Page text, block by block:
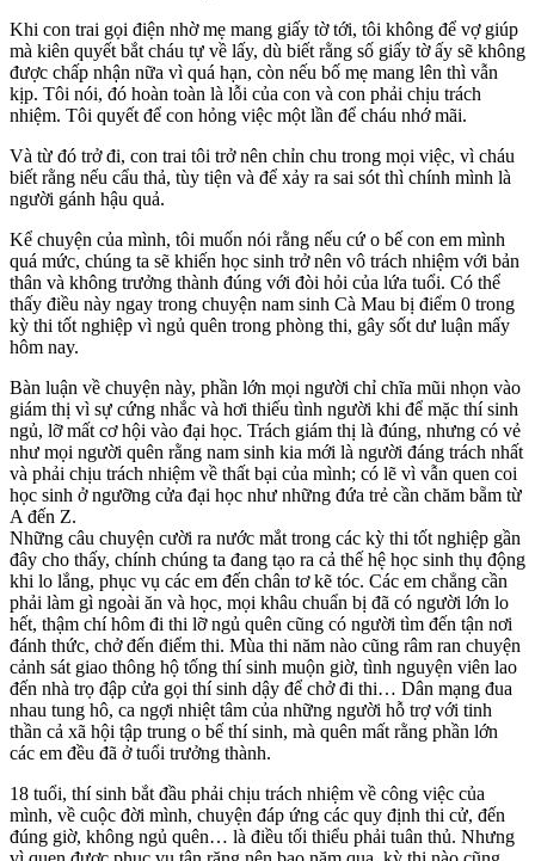
Khi con trai gọi điện nhờ mẹ mang giấy tờ tới, tôi không để vợ giúp
mà kiên quyết bắt cháu tự về lấy, dù biết rằng số giấy tờ ấy sẽ không
được chấp nhận nữa vì quá hạn, còn nếu bố mẹ mang lên thì vẫn
kịp. Tôi nói, đó hoàn toàn là lỗi của con và con phải chịu trách
nhiệm. Tôi quyết để con hỏng việc một lần để cháu nhớ mãi.
Và từ đó trở đi, con trai tôi trở nên chỉn chu trong mọi việc, vì cháu
biết rằng nếu cẩu thả, tùy tiện và để xảy ra sai sót thì chính mình là
người gánh hậu quả.
Kể chuyện của mình, tôi muốn nói rằng nếu cứ o bế con em mình
quá mức, chúng ta sẽ khiến học sinh trở nên vô trách nhiệm với bản
thân và không trưởng thành đúng với đòi hỏi của lứa tuổi. Có thể
thấy điều này ngay trong chuyện nam sinh Cà Mau bị điểm 0 trong
kỳ thi tốt nghiệp vì ngủ quên trong phòng thi, gây sốt dư luận mấy
hôm nay.
Bàn luận về chuyện này, phần lớn mọi người chỉ chĩa mũi nhọn vào
giám thị vì sự cứng nhắc và hơi thiếu tình người khi để mặc thí sinh
ngủ, lỡ mất cơ hội vào đại học. Trách giám thị là đúng, nhưng có vẻ
như mọi người quên rằng nam sinh kia mới là người đáng trách nhất
và phải chịu trách nhiệm về thất bại của mình; có lẽ vì vẫn quen coi
học sinh ở ngưỡng cửa đại học như những đứa trẻ cần chăm bẵm từ
A đến Z.
Những câu chuyện cười ra nước mắt trong các kỳ thi tốt nghiệp gần
đây cho thấy, chính chúng ta đang tạo ra cả thế hệ học sinh thụ động
khi lo lắng, phục vụ các em đến chân tơ kẽ tóc. Các em chẳng cần
phải làm gì ngoài ăn và học, mọi khâu chuẩn bị đã có người lớn lo
hết, thậm chí hôm đi thi lỡ ngủ quên cũng có người tìm đến tận nơi
đánh thức, chở đến điểm thi. Mùa thi năm nào cũng râm ran chuyện
cảnh sát giao thông hộ tống thí sinh muộn giờ, tình nguyện viên lao
đến nhà trọ đập cửa gọi thí sinh dậy để chở đi thi… Dân mạng đua
nhau tung hô, ca ngợi nhiệt tâm của những người hỗ trợ với tinh
thần cả xã hội tập trung o bế thí sinh, mà quên mất rằng phần lớn
các em đều đã ở tuổi trưởng thành.
1‌8 tuổ‌i, thí sinh bắt đầu phải chịu trách nhiệm về công việc của
mình, về cuộc đời mình, chuyện đáp ứng các quy định thi cử, đến
đúng giờ, không ngủ quên… là điều tối thiểu phải tuân thủ. Nhưng